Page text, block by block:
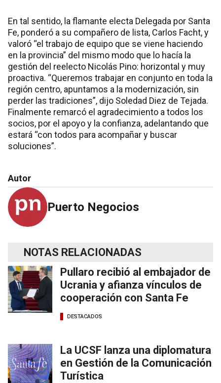
En tal sentido, la flamante electa Delegada por Santa
Fe, ponderó a su compañero de lista, Carlos Facht, y
valoró “el trabajo de equipo que se viene haciendo
en la provincia” del mismo modo que lo hacía la
gestión del reelecto Nicolás Pino: horizontal y muy
proactiva. “Queremos trabajar en conjunto en toda la
región centro, apuntamos a la modernización, sin
perder las tradiciones”, dijo Soledad Diez de Tejada.
Finalmente remarcó el agradecimiento a todos los
socios, por el apoyo y la confianza, adelantando que
estará “con todos para acompañar y buscar
soluciones”.
Autor
Puerto Negocios
NOTAS RELACIONADAS
Pullaro recibió al embajador de
Ucrania y afianza vínculos de
cooperación con Santa Fe
DESTACADOS
La UCSF lanza una diplomatura
en Gestión de la Comunicación
Turística